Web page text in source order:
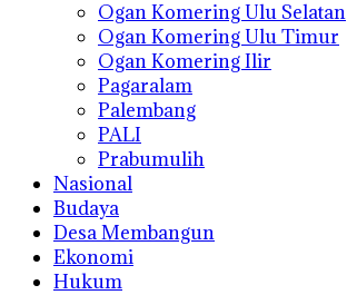
Ogan Komering Ulu Selatan
Ogan Komering Ulu Timur
Ogan Komering Ilir
Pagaralam
Palembang
PALI
Prabumulih
Nasional
Budaya
Desa Membangun
Ekonomi
Hukum